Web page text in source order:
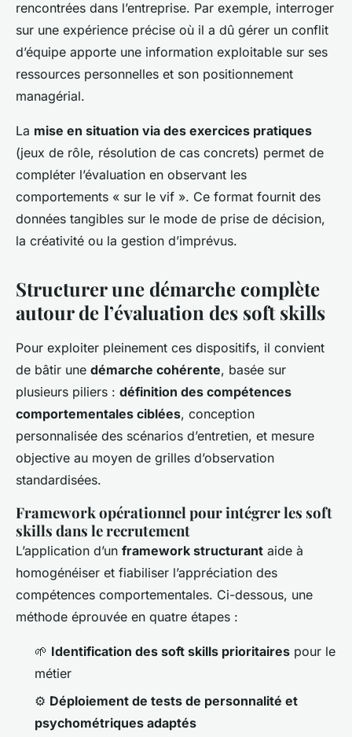
rencontrées dans l’entreprise. Par exemple, interroger
sur une expérience précise où il a dû gérer un conflit
d’équipe apporte une information exploitable sur ses
ressources personnelles et son positionnement
managérial.
La mise en situation via des exercices pratiques
(jeux de rôle, résolution de cas concrets) permet de
compléter l’évaluation en observant les
comportements « sur le vif ». Ce format fournit des
données tangibles sur le mode de prise de décision,
la créativité ou la gestion d’imprévus.
Structurer une démarche complète
autour de l’évaluation des soft skills
Pour exploiter pleinement ces dispositifs, il convient
de bâtir une démarche cohérente, basée sur
plusieurs piliers : définition des compétences
comportementales ciblées, conception
personnalisée des scénarios d’entretien, et mesure
objective au moyen de grilles d’observation
standardisées.
Framework opérationnel pour intégrer les soft
skills dans le recrutement
L’application d’un framework structurant aide à
homogénéiser et fiabiliser l’appréciation des
compétences comportementales. Ci-dessous, une
méthode éprouvée en quatre étapes :
🌱 Identification des soft skills prioritaires pour le
métier
⚙️ Déploiement de tests de personnalité et
psychométriques adaptés